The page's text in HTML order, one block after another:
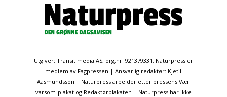
Utgiver: Transit media AS, org.nr. 921379331. Naturpress er
medlem av Fagpressen | Ansvarlig redaktør: Kjetil
Aasmundsson | Naturpress arbeider etter pressens Vær
varsom-plakat og Redaktørplakaten | Naturpress har ikke